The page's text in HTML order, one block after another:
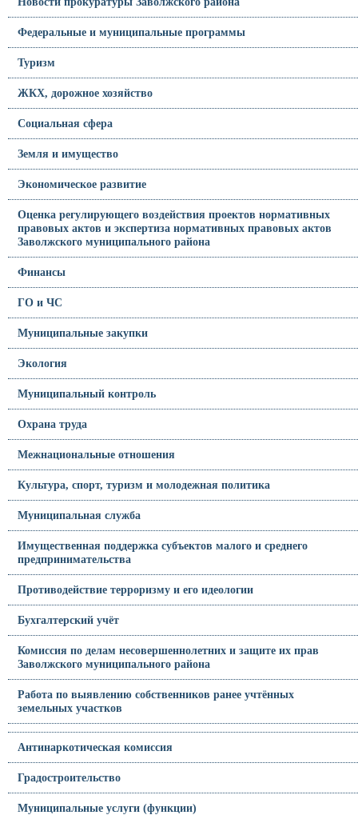
Федеральные и муниципальные программы
Туризм
ЖКХ, дорожное хозяйство
Социальная сфера
Земля и имущество
Экономическое развитие
Оценка регулирующего воздействия проектов нормативных
правовых актов и экспертиза нормативных правовых актов
Заволжского муниципального района
Финансы
ГО и ЧС
Муниципальные закупки
Экология
Муниципальный контроль
Охрана труда
Межнациональные отношения
Культура, спорт, туризм и молодежная политика
Муниципальная служба
Имущественная поддержка субъектов малого и среднего
предпринимательства
Противодействие терроризму и его идеологии
Бухгалтерский учёт
Комиссия по делам несовершеннолетних и защите их прав
Заволжского муниципального района
Работа по выявлению собственников ранее учтённых
земельных участков
Антинаркотическая комиссия
Градостроительство
Муниципальные услуги (функции)